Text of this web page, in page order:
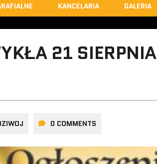
KANCELARIA GALERIA
21 SIERPNIA
0 COMMENTS